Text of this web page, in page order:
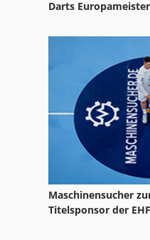
Darts
Maschinensucher
Titelsponsor der